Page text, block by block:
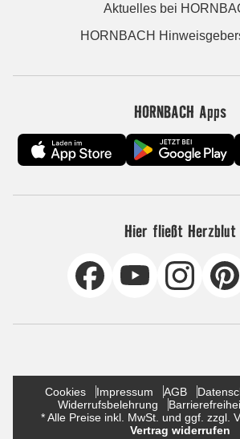
Aktuelles bei
HORNBACH
HORNBACH Apps
Hier fließt Herzblut
Cookies Impressum AGB
Widerrufsbelehrung
* Alle Preise inkl. MwSt. und ggf. zzgl.
Vertrag widerrufen